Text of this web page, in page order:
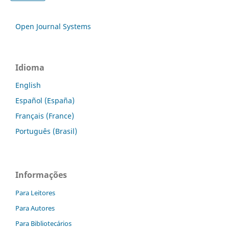
Open Journal Systems
Idioma
English
Español (España)
Français (France)
Português (Brasil)
Informações
Para Leitores
Para Autores
Para Bibliotecários